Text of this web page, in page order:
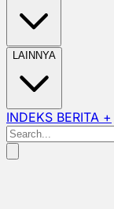
LAINNYA
INDEKS BERITA +